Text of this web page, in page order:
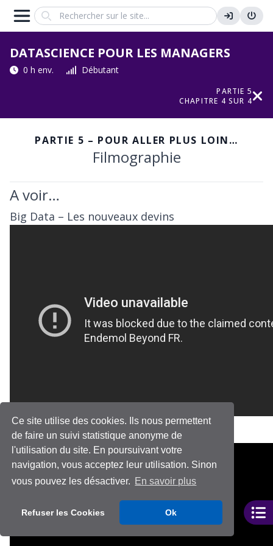
Ce site utilise des cookies. Ils nous permettent
de faire un suivi statistique anonyme de
l'utilisation du site. En poursuivant votre
navigation, vous acceptez leur utilisation. Sinon
vous pouvez les désactiver. En savoir plus
Refuser les Cookies Ok
Search
DATASCIENCE POUR LES MANAGERS
0 h env. Débutant
PARTIE 5
CHAPITRE 4 SUR 4
PARTIE 5 – POUR ALLER PLUS LOIN…
Filmographie
A voir…
Big Data – Les nouveaux devins
Derrière nos écrans de fumée